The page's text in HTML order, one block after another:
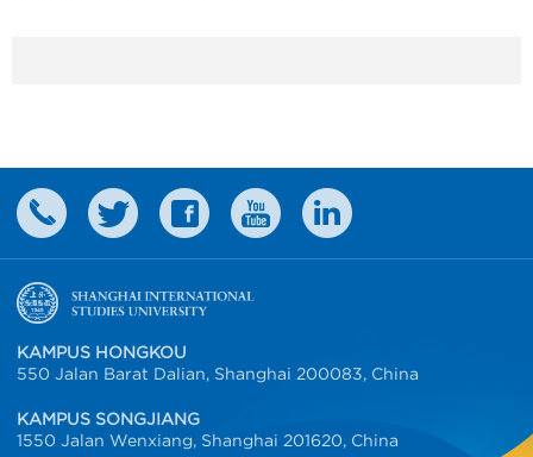
KAMPUS HONGKOU
550 Jalan Barat Dalian, Shanghai 200083, China
KAMPUS SONGJIANG
1550 Jalan Wenxiang, Shanghai 201620, China